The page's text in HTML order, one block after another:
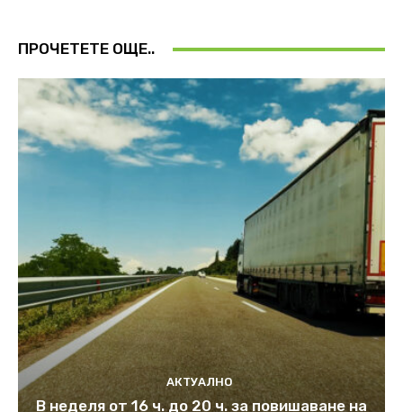
ПРОЧЕТЕТЕ ОЩЕ..
АКТУАЛНО
В неделя от 16 ч. до 20 ч. за повишаване на